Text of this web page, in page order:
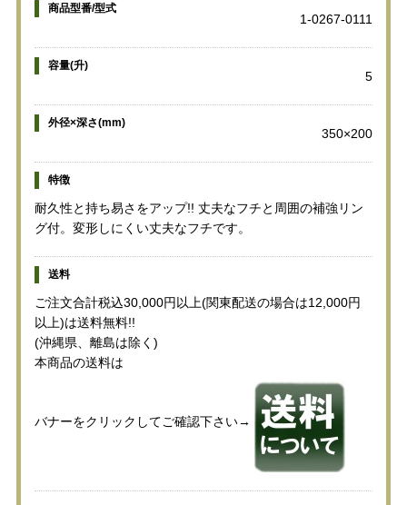
商品型番/型式
1-0267-0111
容量(升)
5
外径×深さ(mm)
350×200
特徴
耐久性と持ち易さをアップ!! 丈夫なフチと周囲の補強リン
グ付。変形しにくい丈夫なフチです。
送料
ご注文合計税込30,000円以上(関東配送の場合は12,000円
以上)は送料無料!!
(沖縄県、離島は除く)
本商品の送料は
バナーをクリックしてご確認下さい→